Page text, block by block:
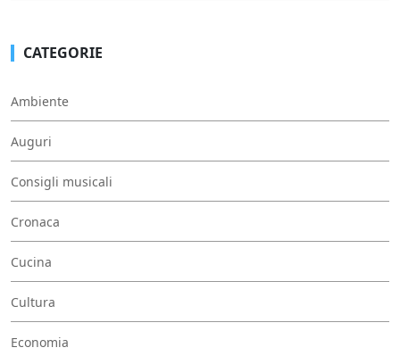
CATEGORIE
Ambiente
Auguri
Consigli musicali
Cronaca
Cucina
Cultura
Economia